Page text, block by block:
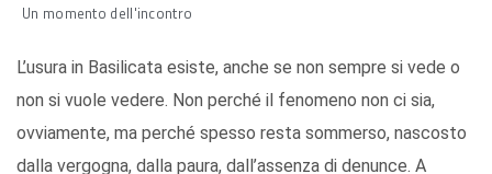
Un momento dell'incontro
L’usura in Basilicata esiste, anche se non sempre si vede o
non si vuole vedere. Non perché il fenomeno non ci sia,
ovviamente, ma perché spesso resta sommerso, nascosto
dalla vergogna, dalla paura, dall’assenza di denunce. A